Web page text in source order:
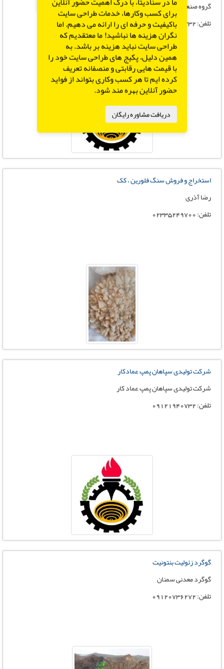
گروه صنعتی عمادکار
تلفن: 09121940732
استخراج و فروش سنگ فلورین ، کک
رضا آذری
تلفن: 02335249700
شرکت تولیدی سپاهان پمپ عمادکار
شرکت تولیدی سپاهان پمپ عماد کار
تلفن: 09121940732
گوگرد زئولیت بنتونیت
گوگرد معدنی سمنان
تلفن: 09120736272
برای کسب وکارها، خدمات طراحی سایت
باکیفیت و حرفه ای را ارائه می دهیم. اما
نگران هزینه ها نباشید! ما معتقدیم که
طراحی سایت نباید هزینه بر باشد. به
همین دلیل، پکیج های طراحی سایت خود را
با قیمت هایی رقابتی و منصفانه تعریف
کرده ایم تا هر کسب وکاری بتواند از فواید
حضور آنلاین بهره مند شود.
دریافت مشاوره رایگان